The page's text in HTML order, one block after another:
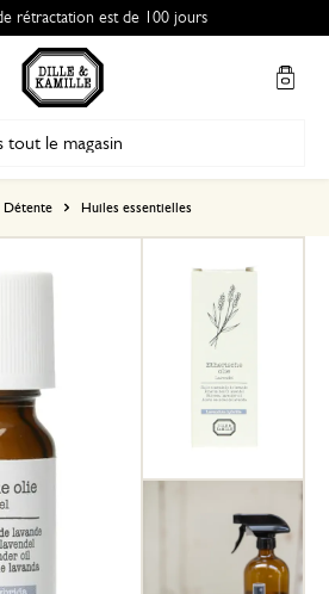
rétractation est de 100 jours
Détente Huiles essentielles